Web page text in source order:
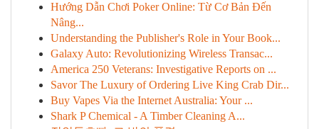
Hướng Dẫn Chơi Poker Online: Từ Cơ Bản Đến
Nâng...
Understanding the Publisher's Role in Your Book...
Galaxy Auto: Revolutionizing Wireless Transac...
America 250 Veterans: Investigative Reports on ...
Savor The Luxury of Ordering Live King Crab Dir...
Buy Vapes Via the Internet Australia: Your ...
Shark P Chemical - A Timber Cleaning A...